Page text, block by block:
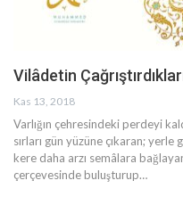
Vilâdetin
Kas 13, 2018
Varlığın çehresindeki perdeyi
sırları gün yüzüne çıkaran;
kere daha arzı semâlara
çerçevesinde buluşturup…